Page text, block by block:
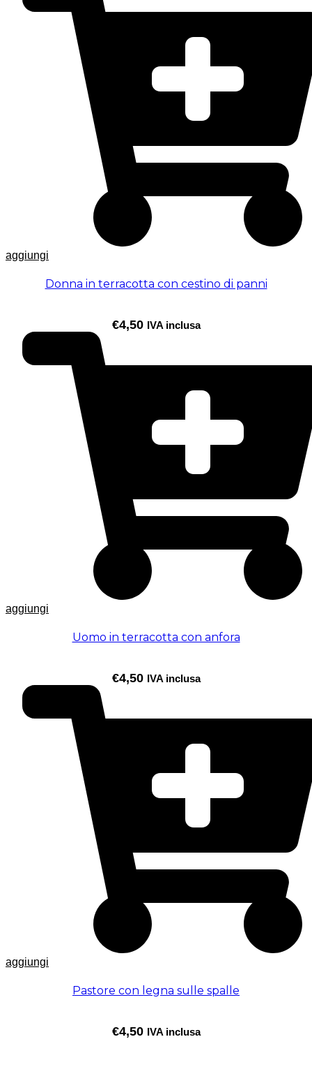
aggiungi
Donna in terracotta con cestino di panni
€4,50 IVA inclusa
aggiungi
Uomo in terracotta con anfora
€4,50 IVA inclusa
aggiungi
Pastore con legna sulle spalle
€4,50 IVA inclusa